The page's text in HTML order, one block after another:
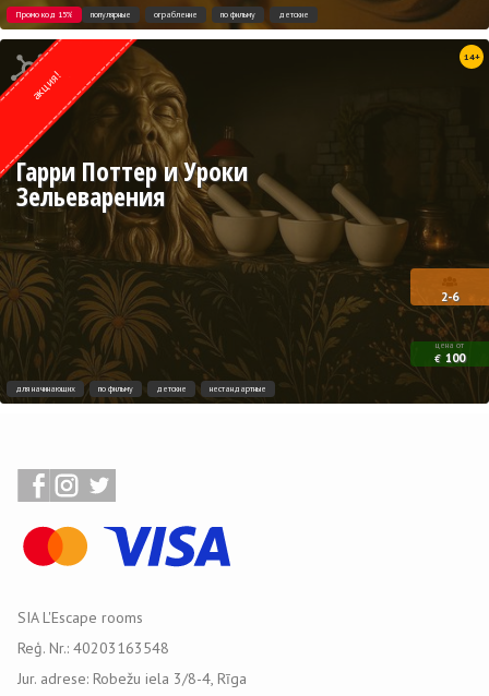
Промо код 15% популярные ограбление по фильму детские
акция!
14+
2-6
цена от
€ 100
Гарри Поттер и Уроки
Зельеварения
для начинающих по фильму детские нестандартные
SIA L'Escape rooms
Reģ. Nr.: 40203163548
Jur. adrese: Robežu iela 3/8-4, Rīga